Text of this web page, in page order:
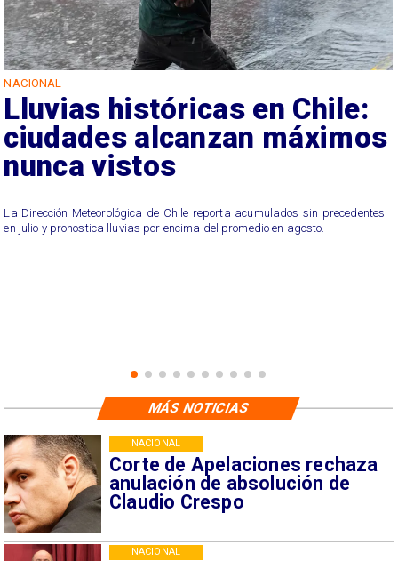
NACIONAL
Lluvias históricas en Chile:
ciudades alcanzan máximos
nunca vistos
La Dirección Meteorológica de Chile reporta acumulados sin precedentes
en julio y pronostica lluvias por encima del promedio en agosto.
Corte de Apelaciones rechaza
anulación de absolución de
Claudio Crespo
NACIONAL
NACIONAL
MÁS NOTICIAS